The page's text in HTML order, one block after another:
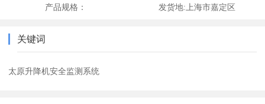
产品规格： 发货地:上海市嘉定区
关键词
太原升降机安全监测系统